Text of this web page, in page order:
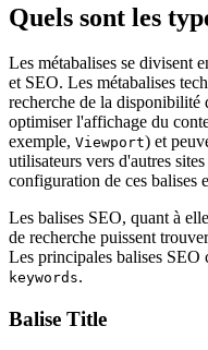
Quels sont les
Les métabalises se divisent
et SEO. Les métabalises
recherche de la disponibilité
optimiser l'affichage du
exemple, Viewport) et
utilisateurs vers d'autres
configuration de ces balises
Les balises SEO, quant à
de recherche puissent
Les principales balises SEO
keywords.
Balise Title